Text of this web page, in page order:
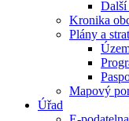
Kronika
Plány a
Mapový
Úřad